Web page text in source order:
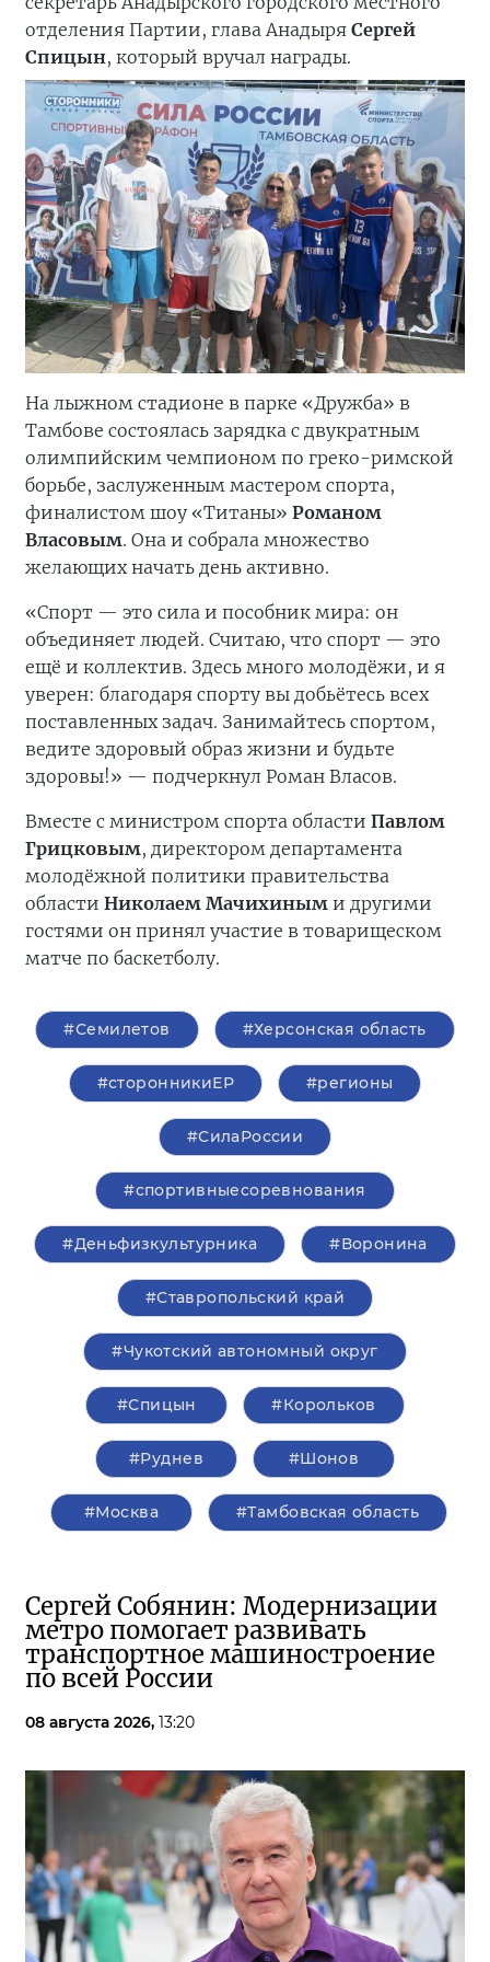
отделения Партии, глава Анадыря Сергей
Спицын, который вручал награды.
На лыжном стадионе в парке «Дружба» в
Тамбове состоялась зарядка с двукратным
олимпийским чемпионом по греко-римской
борьбе, заслуженным мастером спорта,
финалистом шоу «Титаны» Романом
Власовым. Она и собрала множество
желающих начать день активно.
«Спорт — это сила и пособник мира: он
объединяет людей. Считаю, что спорт — это
ещё и коллектив. Здесь много молодёжи, и я
уверен: благодаря спорту вы добьётесь всех
поставленных задач. Занимайтесь спортом,
ведите здоровый образ жизни и будьте
здоровы!» — подчеркнул Роман Власов.
Вместе с министром спорта области Павлом
Грицковым, директором департамента
молодёжной политики правительства
области Николаем Мачихиным и другими
гостями он принял участие в товарищеском
матче по баскетболу.
#Семилетов #Херсонская область
#сторонникиЕР #регионы
#СилаРоссии
#спортивныесоревнования
#Деньфизкультурника #Воронина
#Ставропольский край
#Чукотский автономный округ
#Спицын #Корольков
#Руднев #Шонов
#Москва #Тамбовская область
Сергей Собянин: Модернизации
метро помогает развивать
транспортное машиностроение
по всей России
08 августа 2026, 13:20